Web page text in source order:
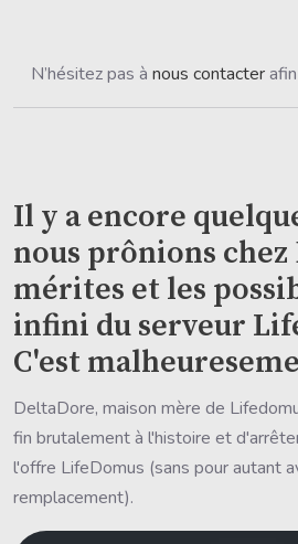
N’hésitez pas à nous contacter
Il y a encore
nous prônions chez
mérites et les
infini du serveur
C'est
DeltaDore, maison mère de
fin brutalement à l'histoire et
l'offre LifeDomus (sans pour autant
remplacement).